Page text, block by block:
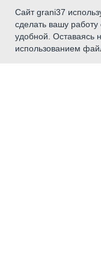
Сайт grani37
сделать вашу
удобной. Оставаясь
использованием